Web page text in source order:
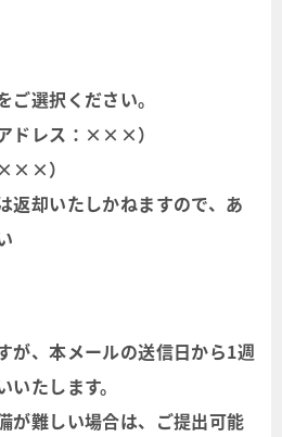
選択ください。
ドレス：×××）
×××）
返却いたしかねますので、あ
が、本メールの送信日から1週
たします。
が難しい場合は、ご提出可能